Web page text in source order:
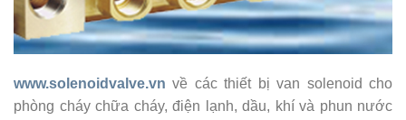
www.solenoidvalve.vn về các thiết bị van solenoid cho
phòng cháy chữa cháy, điện lạnh, dầu, khí và phun nước